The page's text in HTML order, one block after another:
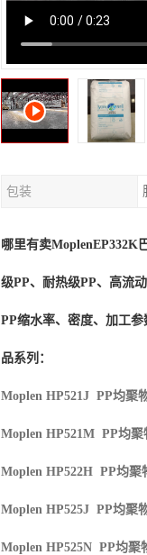
包装
哪里有卖MoplenEP332K
级PP、耐热级PP、高流
PP缩水率、密度、加工
品系列：
Moplen HP521J PP均聚
Moplen HP521M PP均聚
Moplen HP522H PP均聚
Moplen HP525J PP均聚
Moplen HP525N PP均聚